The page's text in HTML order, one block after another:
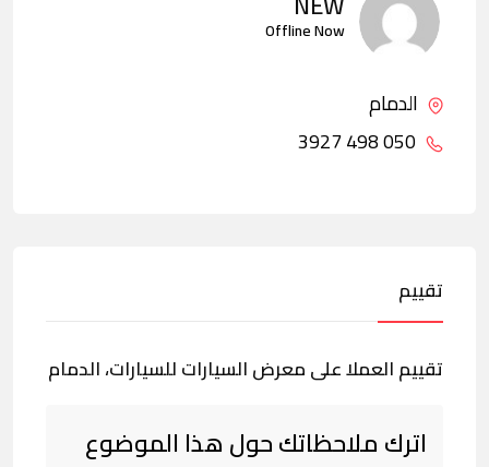
Offline Now
الدمام
تقييم
تقييم العملا على معرض السيارات للسيارات، الدمام
اترك ملاحظاتك حول هذا الموضوع